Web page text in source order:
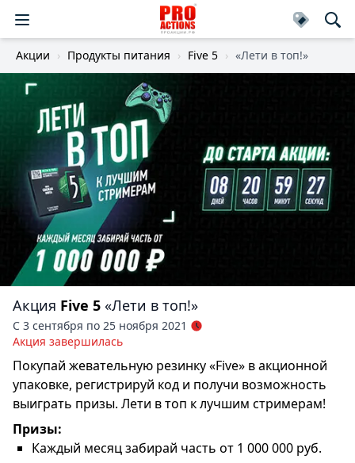
Акции Продукты питания Five 5 «Лети в топ!»
Акция Five 5 «Лети в топ!»
С 3 сентября по 25 ноября 2021
Акция завершилась
Покупай жевательную резинку «Five» в акционной
упаковке, регистрируй код и получи возможность
выиграть призы. Лети в топ к лучшим стримерам!
Призы:
Каждый месяц забирай часть от 1 000 000 руб.